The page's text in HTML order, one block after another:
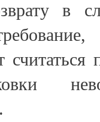
в